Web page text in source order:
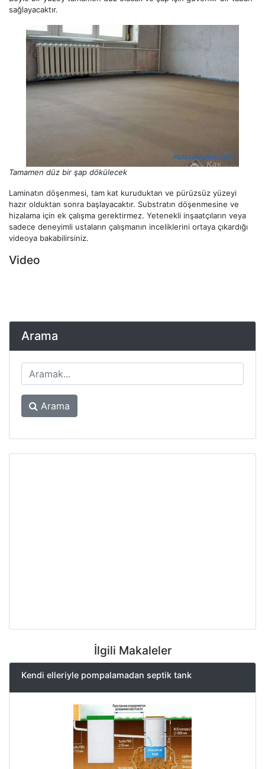
sağlayacaktır.
Tamamen düz bir şap dökülecek
Laminatın döşenmesi, tam kat kuruduktan ve pürüzsüz yüzeyi
hazır olduktan sonra başlayacaktır. Substratın döşenmesine ve
hizalama için ek çalışma gerektirmez. Yetenekli inşaatçıların veya
sadece deneyimli ustaların çalışmanın inceliklerini ortaya çıkardığı
videoya bakabilirsiniz.
Video
Arama
Arama
İlgili Makaleler
Kendi elleriyle pompalamadan septik tank